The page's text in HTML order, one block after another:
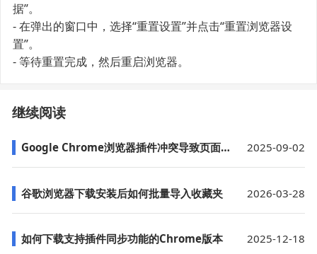
据”。
- 在弹出的窗口中，选择“重置设置”并点击“重置浏览器设
置”。
- 等待重置完成，然后重启浏览器。
继续阅读
Google Chrome浏览器插件冲突导致页面卡顿的优化方法 2025-09-02
谷歌浏览器下载安装后如何批量导入收藏夹 2026-03-28
如何下载支持插件同步功能的Chrome版本 2025-12-18